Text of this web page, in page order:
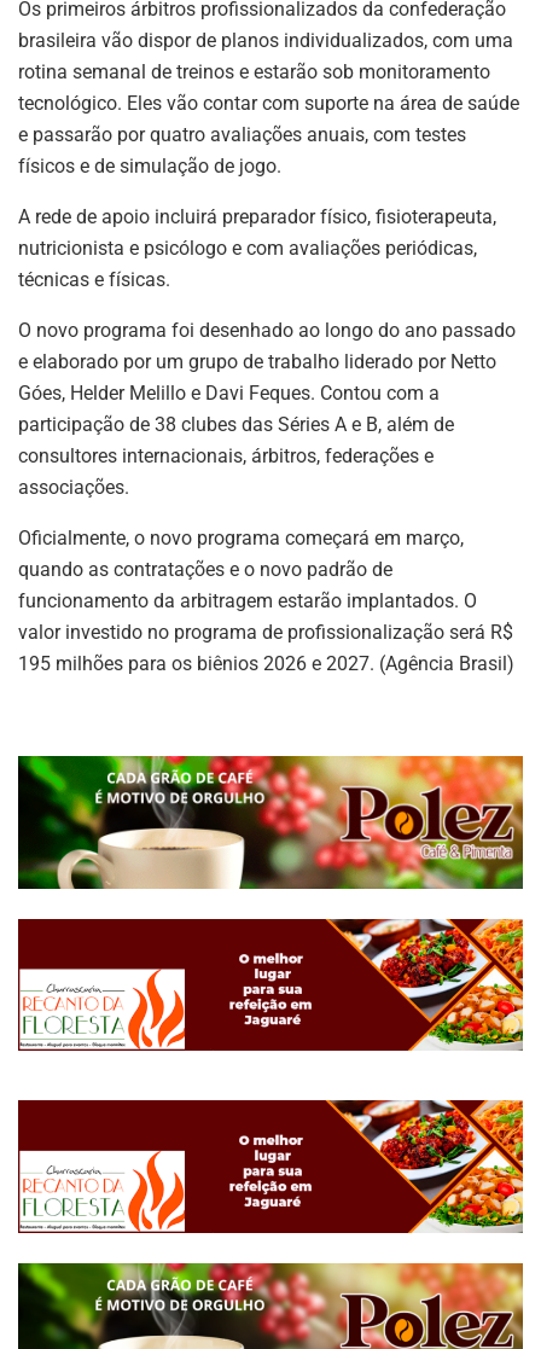
Os primeiros árbitros profissionalizados da confederação
brasileira vão dispor de planos individualizados, com uma
rotina semanal de treinos e estarão sob monitoramento
tecnológico. Eles vão contar com suporte na área de saúde
e passarão por quatro avaliações anuais, com testes
físicos e de simulação de jogo.
A rede de apoio incluirá preparador físico, fisioterapeuta,
nutricionista e psicólogo e com avaliações periódicas,
técnicas e físicas.
O novo programa foi desenhado ao longo do ano passado
e elaborado por um grupo de trabalho liderado por Netto
Góes, Helder Melillo e Davi Feques. Contou com a
participação de 38 clubes das Séries A e B, além de
consultores internacionais, árbitros, federações e
associações.
Oficialmente, o novo programa começará em março,
quando as contratações e o novo padrão de
funcionamento da arbitragem estarão implantados. O
valor investido no programa de profissionalização será R$
195 milhões para os biênios 2026 e 2027. (Agência Brasil)